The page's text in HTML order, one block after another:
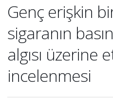
Genç erişkin
sigaranın
algısı üzerine
incelenmesi